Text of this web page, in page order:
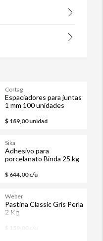
Cortag
Espaciadores para juntas
1 mm 100 unidades
$ 189,00 unidad
Sika
Adhesivo para
porcelanato Binda 25 kg
$ 644,00 c/u
Weber
Pastina Classic Gris Perla
2 Kg